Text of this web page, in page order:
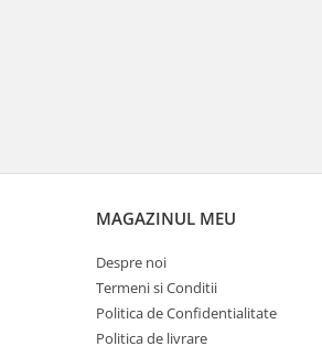
MAGAZINUL MEU
Despre noi
Termeni si Conditii
Politica de Confidentialitate
Politica de livrare